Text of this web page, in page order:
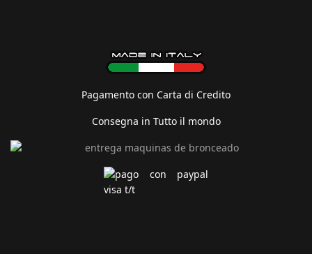
Pagamento con Carta di Credito
Consegna in Tutto il mondo